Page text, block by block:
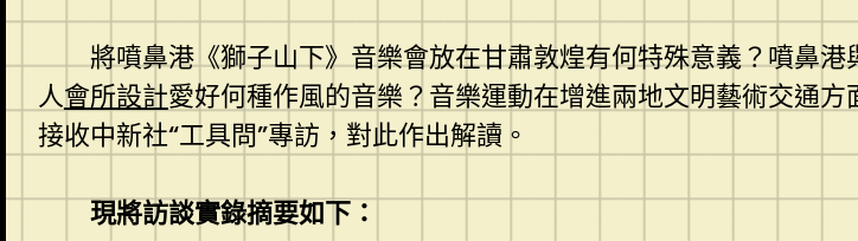
將噴鼻港《獅子山下》音樂會放在甘肅敦煌有何特殊意義？噴鼻
人會所設計愛好何種作風的音樂？音樂運動在增進兩地文明藝術交通
接收中新社“工具問”專訪，對此作出解讀。
現將訪談實錄摘要如下：